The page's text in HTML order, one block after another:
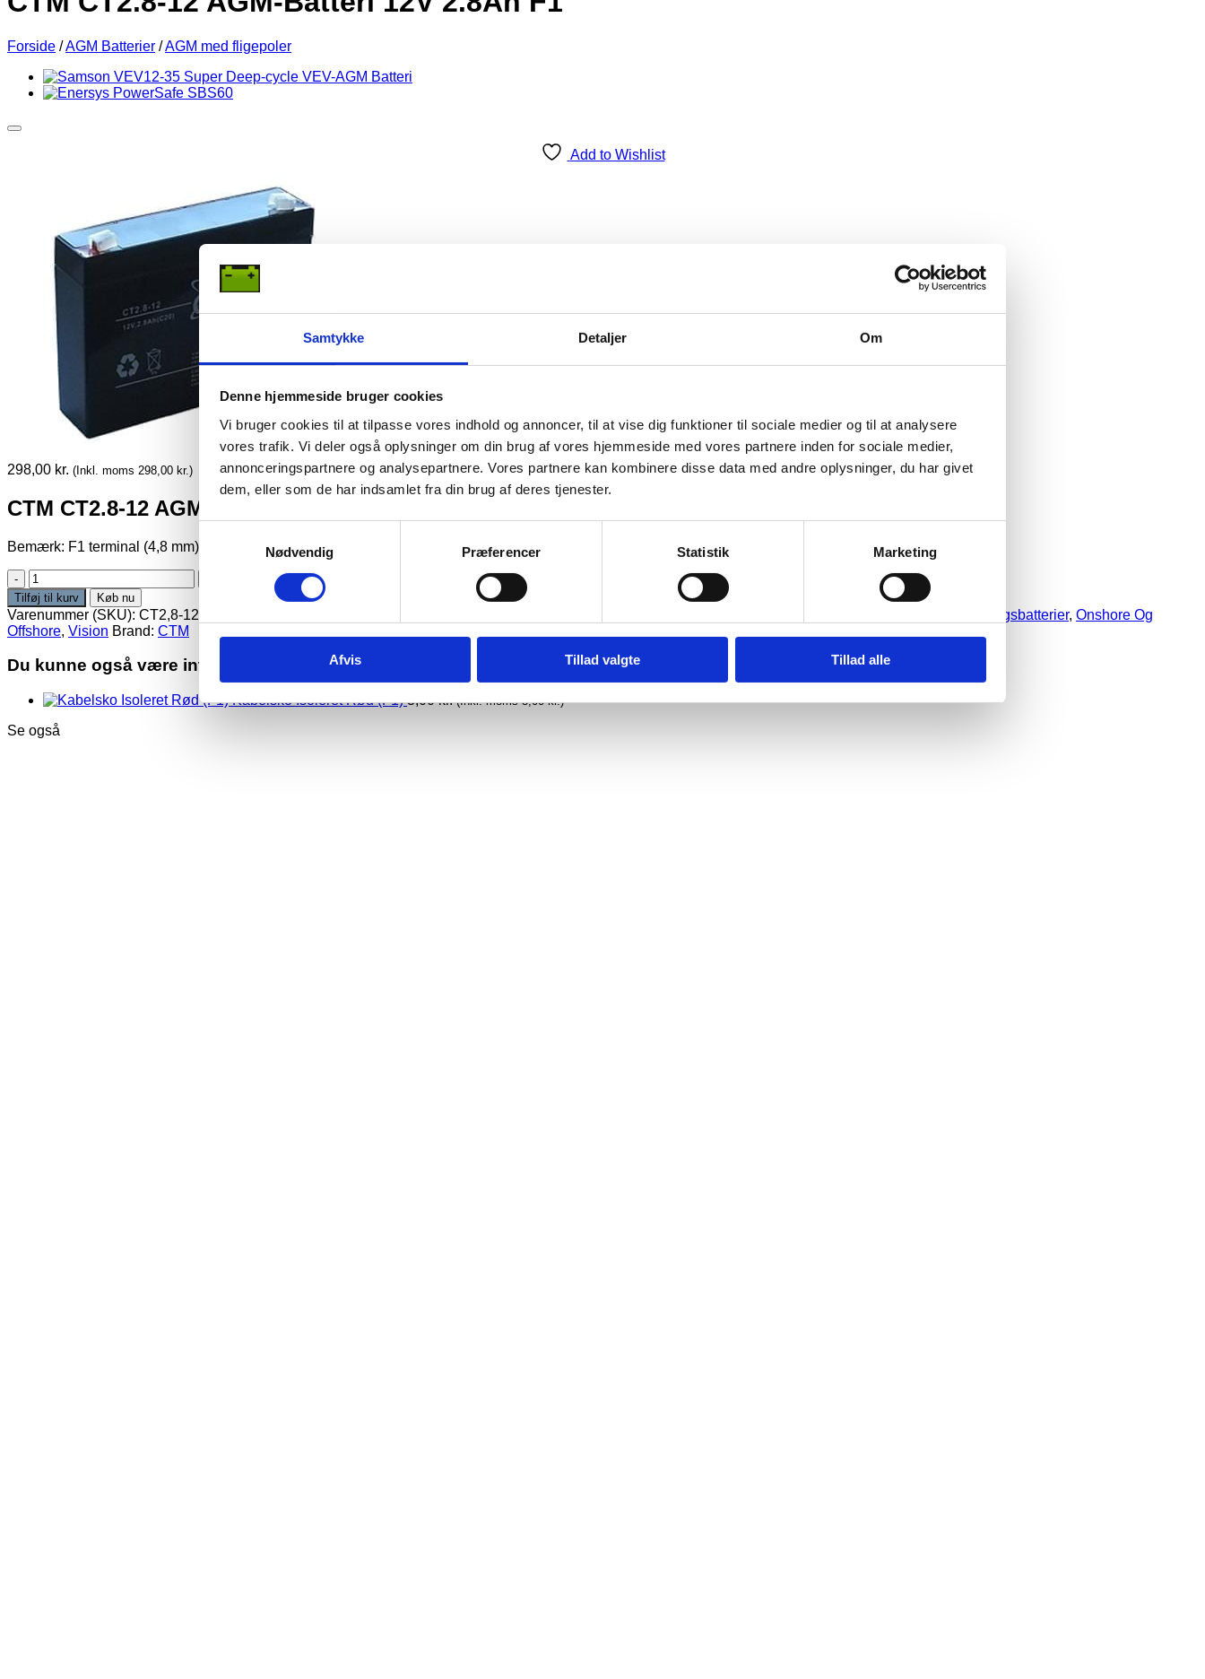
Samtykke Detaljer Om
Denne hjemmeside bruger cookies
Vi bruger cookies til at tilpasse vores indhold og annoncer, til at vise dig funktioner til sociale medier og til at analysere
vores trafik. Vi deler også oplysninger om din brug af vores hjemmeside med vores partnere inden for sociale medier,
annonceringspartnere og analysepartnere. Vores partnere kan kombinere disse data med andre oplysninger, du har givet
dem, eller som de har indsamlet fra din brug af deres tjenester.
Nødvendig
Præferencer Statistik Marketing
Afvis Tillad valgte Tillad alle
Forside /AGM Batterier /AGM med fligepoler
Add to Wishlist
298,00 kr. (Inkl. moms 298,00 kr.)
CTM CT2.8-12 AGM-Batteri 12V 2.8Ah F1
Bemærk: F1 terminal (4,8 mm)
CTM
CT2.8-
12
AGM-
Batteri
12V
2.8Ah
F1
antal
Tilføj til kurv Køb nu
Varenummer (SKU): CT2,8-12 Forbrugsbatterier, Onshore Og
Offshore, Vision Brand: CTM
Du kunne også være interesseret i…
Kabelsko Isoleret Rød (F1) 3,00kr. (Inkl. moms3,00kr.)
Se også